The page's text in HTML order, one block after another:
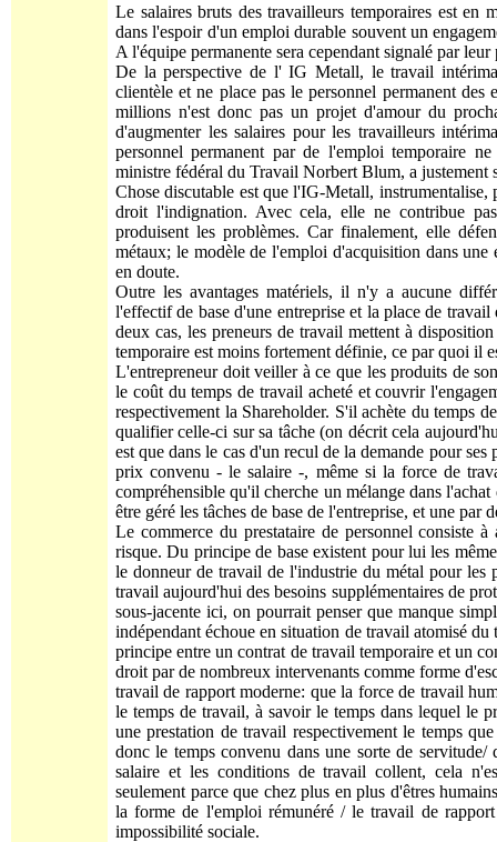
Le salaires bruts des travailleurs temporaires est
dans l'espoir d'un emploi durable souvent un
A l'équipe permanente sera cependant signalé par
De la perspective de l' IG Metall, le travail
clientèle et ne place pas le personnel permanent des
millions n'est donc pas un projet d'amour du
d'augmenter les salaires pour les travailleurs
personnel permanent par de l'emploi temporaire
ministre fédéral du Travail Norbert Blum, a justement
Chose discutable est que l'IG-Metall,
droit l'indignation. Avec cela, elle ne contribue
produisent les problèmes. Car finalement, elle
métaux; le modèle de l'emploi d'acquisition dans
en doute.
Outre les avantages matériels, il n'y a aucune
l'effectif de base d'une entreprise et la place de
deux cas, les preneurs de travail mettent à
temporaire est moins fortement définie, ce par quoi il
L'entrepreneur doit veiller à ce que les produits de
le coût du temps de travail acheté et couvrir
respectivement la Shareholder. S'il achète du temps
qualifier celle-ci sur sa tâche (on décrit cela
est que dans le cas d'un recul de la demande pour
prix convenu - le salaire -, même si la force de
compréhensible qu'il cherche un mélange dans
être géré les tâches de base de l'entreprise, et une
Le commerce du prestataire de personnel consiste
risque. Du principe de base existent pour lui les
le donneur de travail de l'industrie du métal pour les
travail aujourd'hui des besoins supplémentaires de
sous-jacente ici, on pourrait penser que manque
indépendant échoue en situation de travail atomisé
principe entre un contrat de travail temporaire et un
droit par de nombreux intervenants comme forme
travail de rapport moderne: que la force de travail
le temps de travail, à savoir le temps dans lequel le
une prestation de travail respectivement le temps
donc le temps convenu dans une sorte de
salaire et les conditions de travail collent, cela
seulement parce que chez plus en plus d'êtres
la forme de l'emploi rémunéré / le travail de
impossibilité sociale.